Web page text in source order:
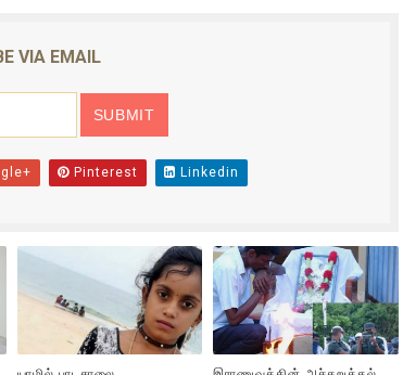
சபை கூட்டத்தில் இன்று உரை
அதிக காலெக்ஷன் செய்த திரைப்படம் ! எங்கு தெரியுமா?
விட்டுவிட்டுனர்!!
புத்தாண்டு நல்வாழ்த்துகள்
VIA EMAIL
Pinterest Linkedin